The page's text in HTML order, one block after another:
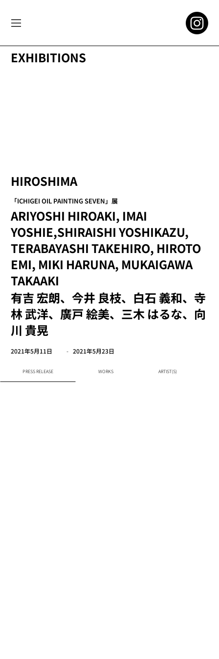
HIROSHIMA
「ICHIGEI OIL PAINTING SEVEN」展
有吉 宏朗、今井 良枝、白石 義和、寺
林 武洋、廣戸 絵美、三木 はるな、向
川 貴晃
ARIYOSHI HIROAKI, IMAI
YOSHIE,SHIRAISHI YOSHIKAZU,
TERABAYASHI TAKEHIRO, HIROTO
EMI, MIKI HARUNA, MUKAIGAWA
TAKAAKI
2021年5月11日 - 2021年5月23日
PRESS RELEASE WORKS ARTIST(S)
EXHIBITIONS